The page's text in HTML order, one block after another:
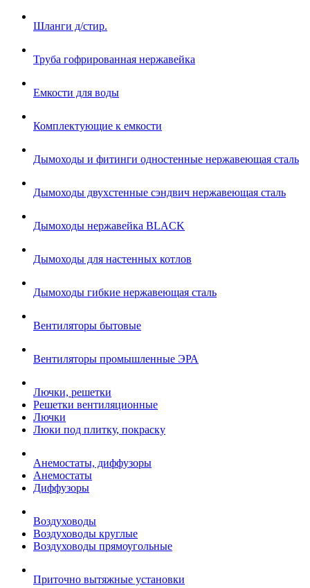
Шланги д/стир.
Труба гофрированная нержавейка
Емкости для воды
Комплектующие к емкости
Дымоходы и фитинги одностенные нержавеющая сталь
Дымоходы двухстенные сэндвич нержавеющая сталь
Дымоходы нержавейка BLACK
Дымоходы для настенных котлов
Дымоходы гибкие нержавеющая сталь
Вентиляторы бытовые
Вентиляторы промышленные ЭРА
Лючки, решетки
Решетки вентиляционные
Лючки
Люки под плитку, покраску
Анемостаты, диффузоры
Анемостаты
Диффузоры
Воздуховоды
Воздуховоды круглые
Воздуховоды прямоугольные
Приточно вытяжные установки